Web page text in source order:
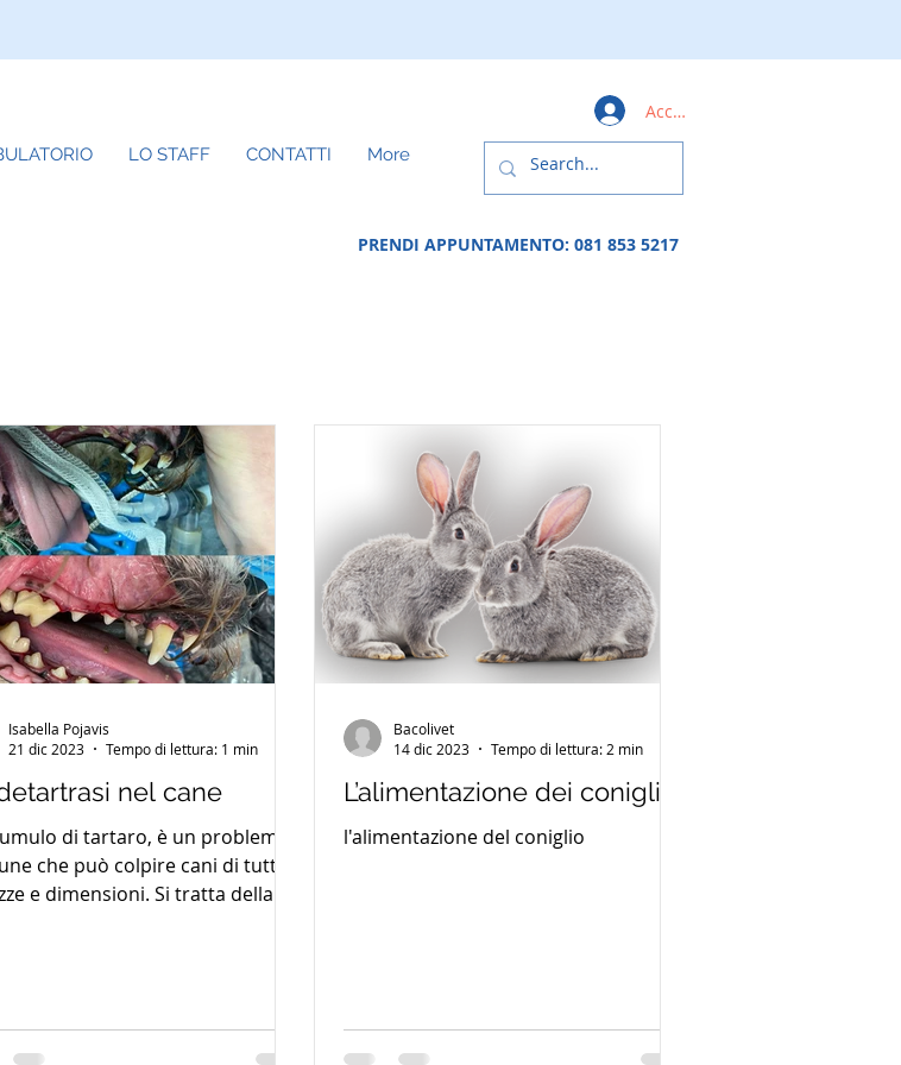
LO STAFF CONTATTI More
Accedi
PRENDI APPUNTAMENTO: 081 853 5217
nel cane
di tartaro, è un problema
che può colpire cani di tutte
e dimensioni. Si tratta della
Isabella Pojavis
21 dic 2023
Tempo di lettura: 1 min
L’alimentazione dei conigli
l'alimentazione del coniglio
Bacolivet
14 dic 2023
Tempo di lettura: 2 min